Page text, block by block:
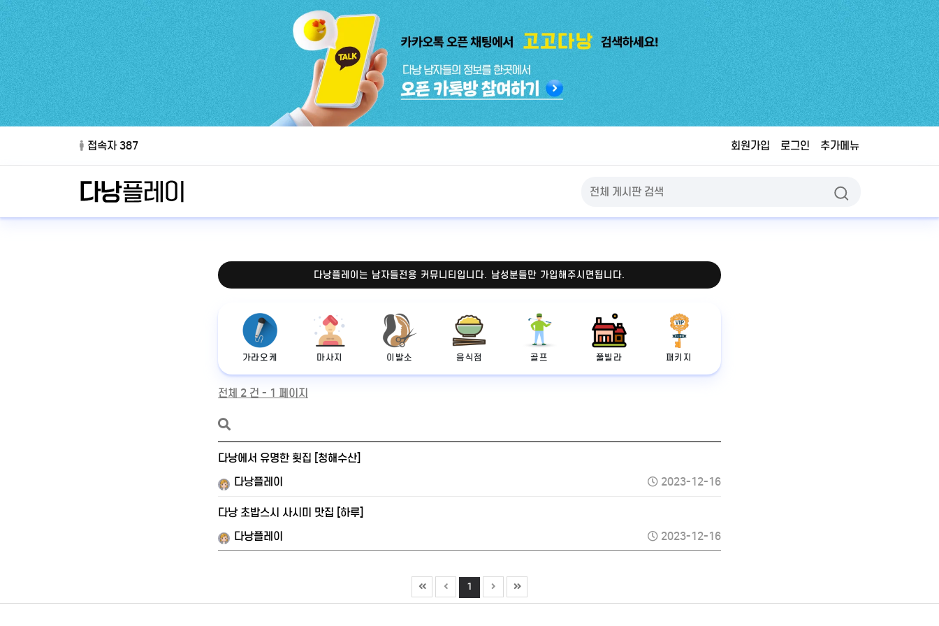
접속자 387 회원가입 로그인 추가메뉴
다낭플레이는 남자들전용 커뮤니티입니다. 남성분들만 가입해주시면됩니다.
가라오케 마사지 이발소 음식점 골프 풀빌라 패키지
전체 2 건 - 1 페이지
다낭에서 유명한 횟집 [청해수산]
다낭플레이
2023-12-16
다낭 초밥스시 사시미 맛집 [하루]
다낭플레이
2023-12-16
1